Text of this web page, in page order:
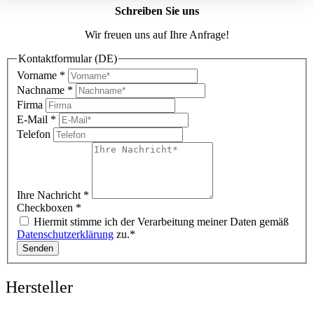
Schreiben Sie uns
Wir freuen uns auf Ihre Anfrage!
Kontaktformular (DE)
Vorname *
Nachname *
Firma
E-Mail *
Telefon
Ihre Nachricht *
Checkboxen *
Hiermit stimme ich der Verarbeitung meiner Daten gemäß
Datenschutzerklärung zu.*
Senden
Hersteller